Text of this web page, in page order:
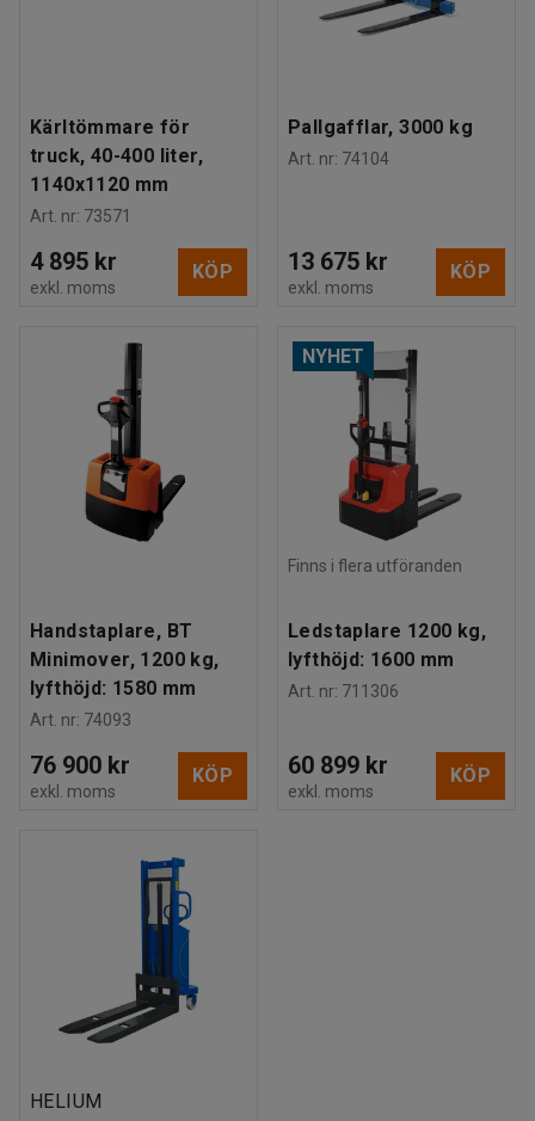
Kärltömmare för
truck, 40-400 liter,
1140x1120 mm
Art. nr: 73571
4 895 kr
exkl. moms
KÖP
Pallgafflar, 3000 kg
Art. nr: 74104
13 675 kr
exkl. moms
KÖP
Handstaplare, BT
Minimover, 1200 kg,
lyfthöjd: 1580 mm
Art. nr: 74093
76 900 kr
exkl. moms
KÖP
NYHET
Finns i flera utföranden
Ledstaplare 1200 kg,
lyfthöjd: 1600 mm
Art. nr: 711306
60 899 kr
exkl. moms
KÖP
HELIUM